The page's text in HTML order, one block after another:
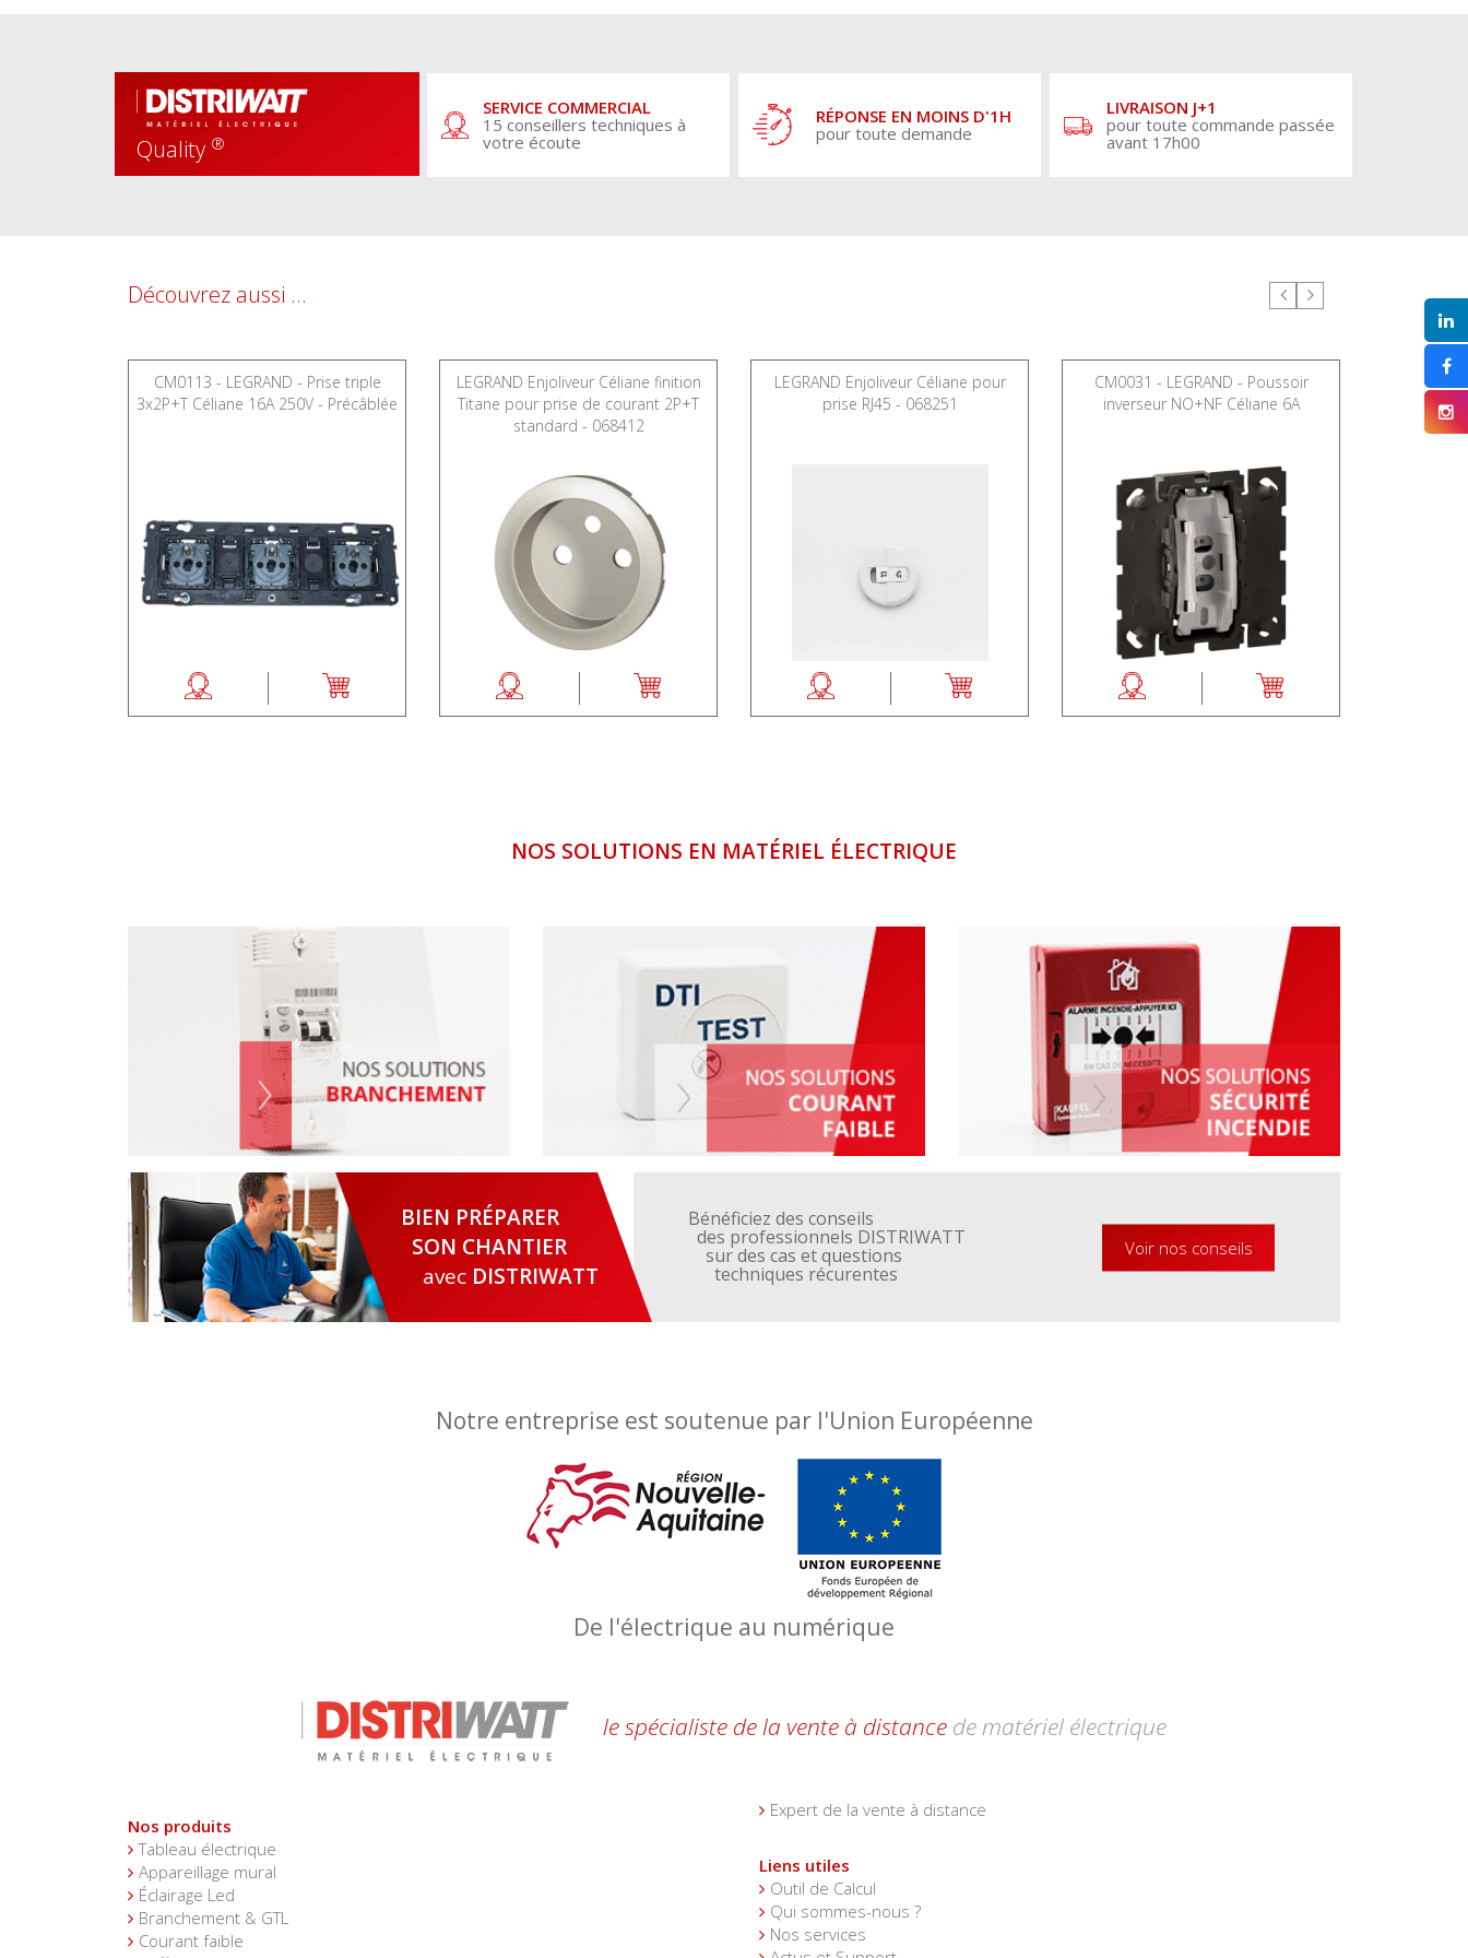
Quality ®
SERVICE COMMERCIAL
15 conseillers techniques à
votre écoute
RÉPONSE EN MOINS D'1H
pour toute demande
LIVRAISON J+1
pour toute commande passée
avant 17h00
Découvrez aussi ...
CM0113 - LEGRAND - Prise triple
3x2P+T Céliane 16A 250V - Précâblée
LEGRAND Enjoliveur Céliane finition
Titane pour prise de courant 2P+T
standard - 068412
LEGRAND Enjoliveur Céliane pour
prise RJ45 - 068251
CM0031 - LEGRAND - Poussoir
inverseur NO+NF Céliane 6A
NOS SOLUTIONS EN MATÉRIEL ÉLECTRIQUE
Bénéficiez des conseils
des professionnels DISTRIWATT
sur des cas et questions
techniques récurentes
Voir nos conseils
BIEN PRÉPARER
SON CHANTIER
avec DISTRIWATT
Notre entreprise est soutenue par l'Union Européenne
De l'électrique au numérique
le spécialiste de la vente à distancede matériel électrique
Nos produits
Tableau électrique
Appareillage mural
Éclairage Led
Branchement & GTL
Courant faible
Expert de la vente à distance
Liens utiles
Outil de Calcul
Qui sommes-nous ?
Nos services